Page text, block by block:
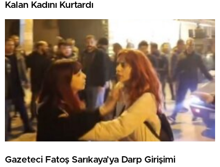
Kalan Kadını Kurtardı
Gazeteci Fatoş Sarıkaya’ya Darp Girişimi